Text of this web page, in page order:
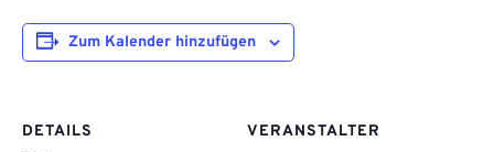
Zum Kalender hinzufügen
DETAILS
VERANSTALTER